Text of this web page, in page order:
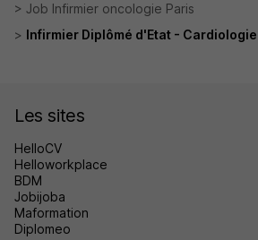
Job Infirmier oncologie Paris
Infirmier Diplômé d'Etat - Cardiologie
Les sites
HelloCV
Helloworkplace
BDM
Jobijoba
Maformation
Diplomeo